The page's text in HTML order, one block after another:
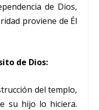
de Dios,
proviene de Él
de Dios:
del templo,
su hijo lo hiciera.